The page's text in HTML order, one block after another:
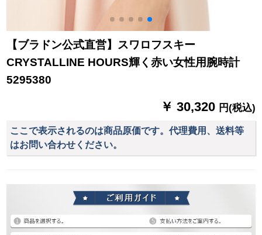
【ブラドン公式直営】スワロフスキー
CRYSTALLINE HOURS輝く赤い女性用腕時計
5295380
￥ 30,320 円(税込)
ここで表示されるのは商品原価です。代理費用、送料等
はお問い合わせください。